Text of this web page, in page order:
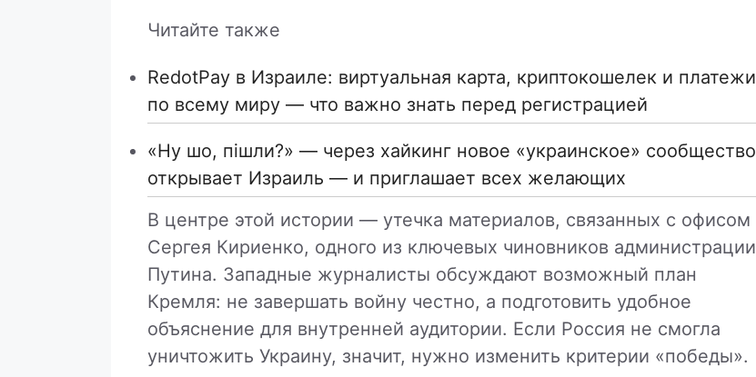
Читайте также
RedotPay в Израиле: виртуальная карта, криптокошелек и платежи
по всему миру — что важно знать перед регистрацией
«Ну шо, пішли?» — через хайкинг новое «украинское» сообщество
открывает Израиль — и приглашает всех желающих
В центре этой истории — утечка материалов, связанных с офисом
Сергея Кириенко, одного из ключевых чиновников администрации
Путина. Западные журналисты обсуждают возможный план
Кремля: не завершать войну честно, а подготовить удобное
объяснение для внутренней аудитории. Если Россия не смогла
уничтожить Украину, значит, нужно изменить критерии «победы».